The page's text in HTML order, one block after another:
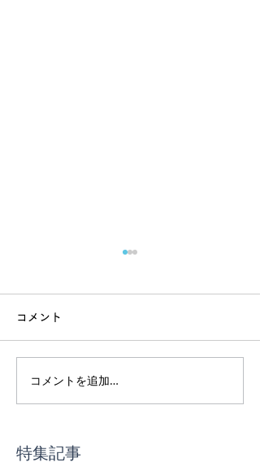
インド渡航前｜ヨガ体験
コメント
コメントを追加…
特集記事